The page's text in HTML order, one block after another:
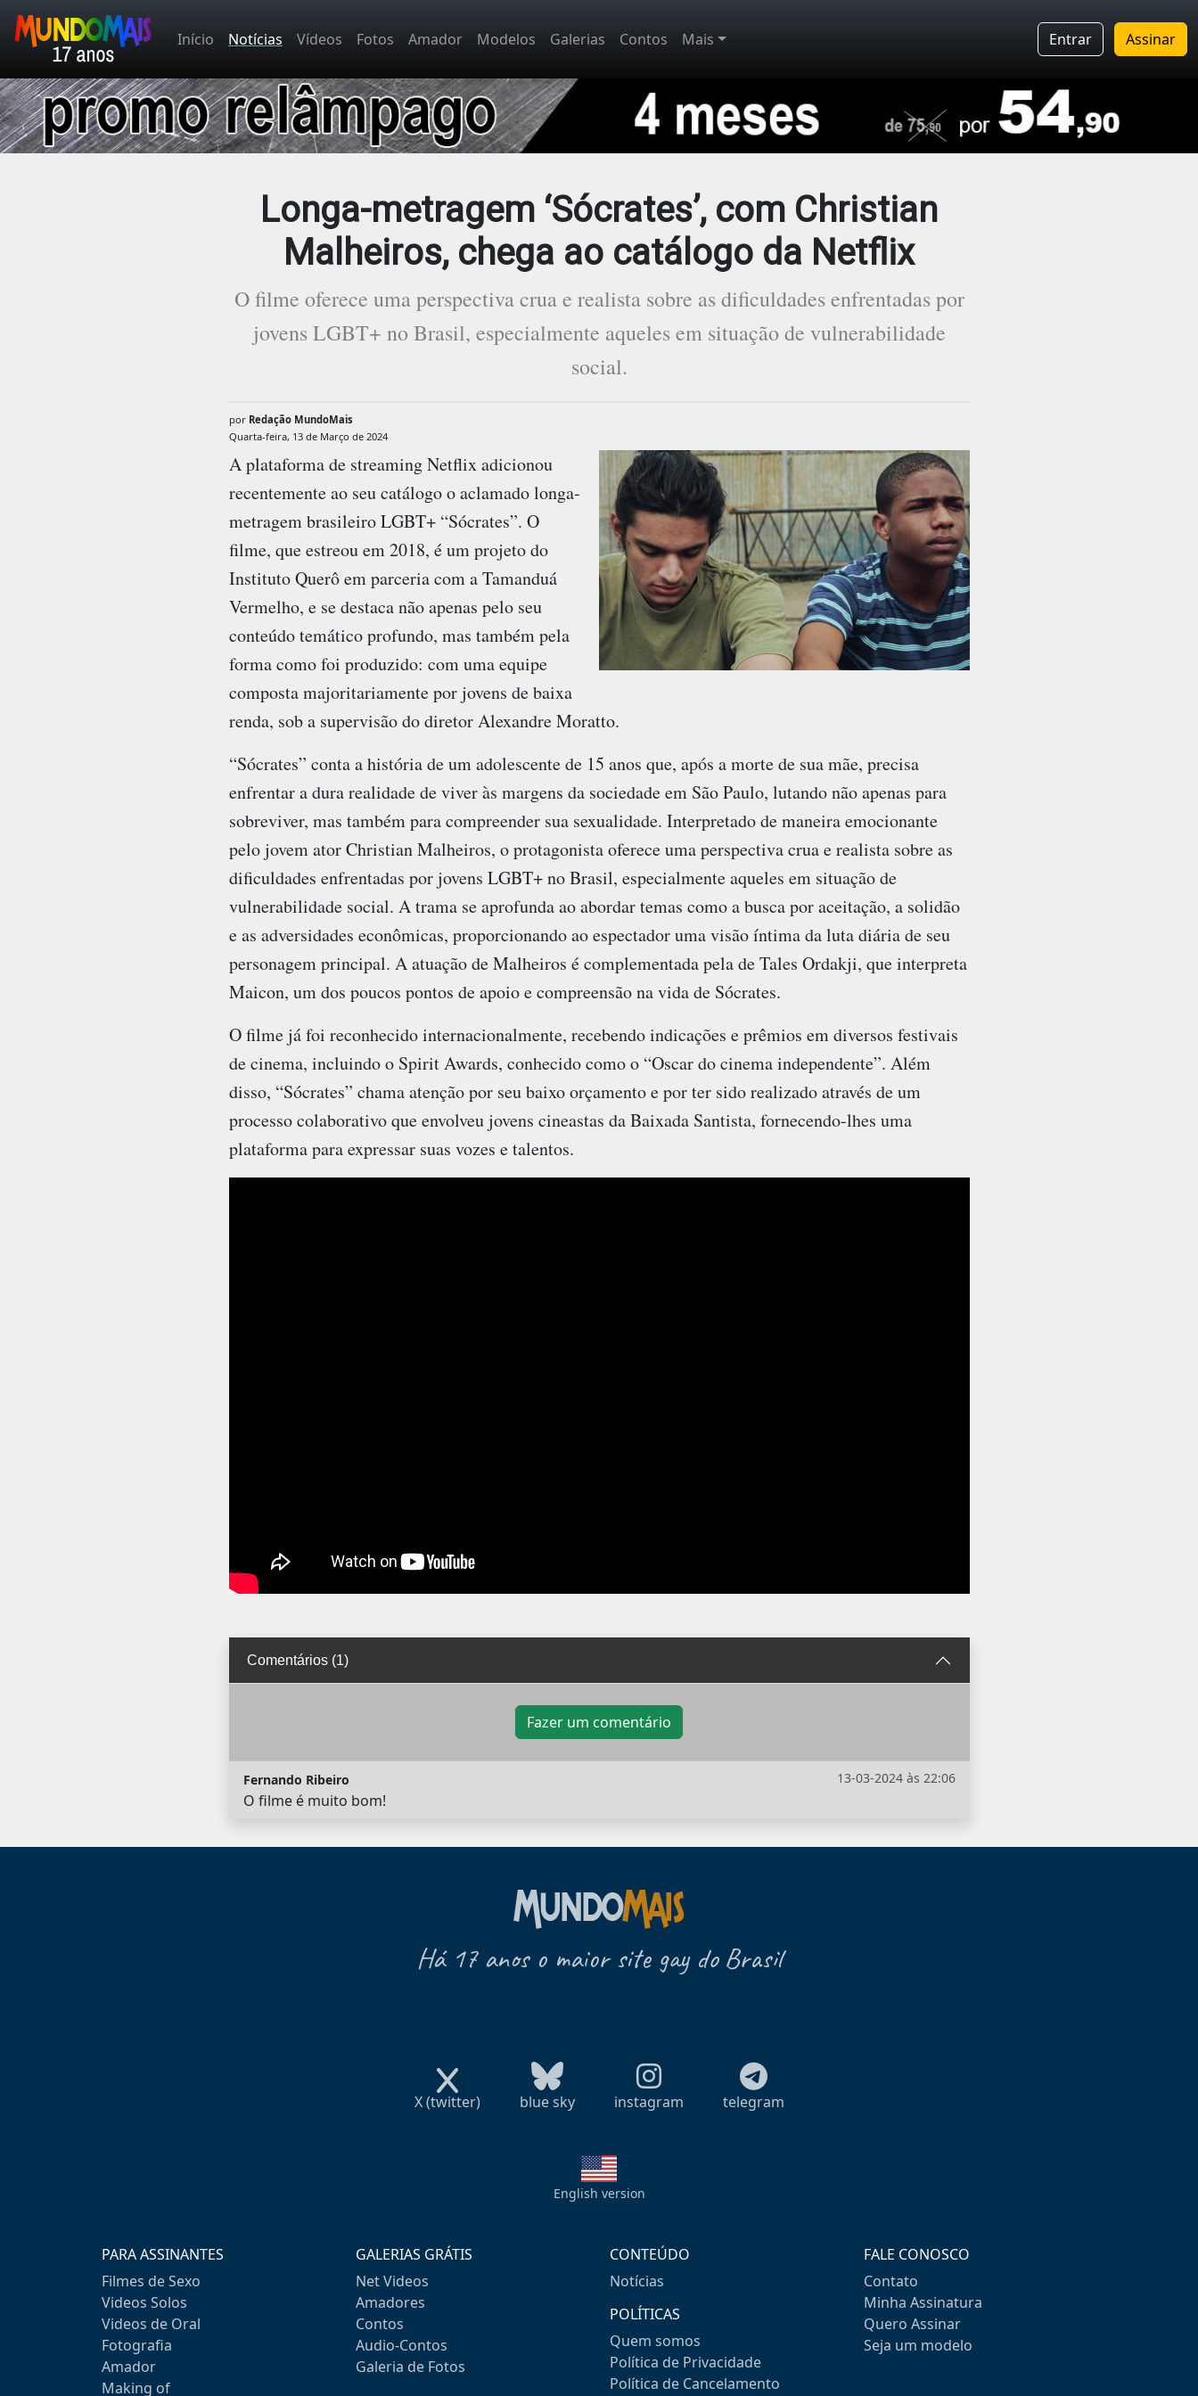
Início Notícias Vídeos Fotos Amador Modelos Galerias Contos Mais Entrar Assinar
Longa-metragem ‘Sócrates’, com Christian
Malheiros, chega ao catálogo da Netflix
O filme oferece uma perspectiva crua e realista sobre as dificuldades enfrentadas por
jovens LGBT+ no Brasil, especialmente aqueles em situação de vulnerabilidade
social.
por Redação MundoMais
Quarta-feira, 13 de Março de 2024
A plataforma de streaming Netflix adicionou
recentemente ao seu catálogo o aclamado longa-
metragem brasileiro LGBT+ “Sócrates”. O
filme, que estreou em 2018, é um projeto do
Instituto Querô em parceria com a Tamanduá
Vermelho, e se destaca não apenas pelo seu
conteúdo temático profundo, mas também pela
forma como foi produzido: com uma equipe
composta majoritariamente por jovens de baixa
renda, sob a supervisão do diretor Alexandre Moratto.
“Sócrates” conta a história de um adolescente de 15 anos que, após a morte de sua mãe, precisa
enfrentar a dura realidade de viver às margens da sociedade em São Paulo, lutando não apenas para
sobreviver, mas também para compreender sua sexualidade. Interpretado de maneira emocionante
pelo jovem ator Christian Malheiros, o protagonista oferece uma perspectiva crua e realista sobre as
dificuldades enfrentadas por jovens LGBT+ no Brasil, especialmente aqueles em situação de
vulnerabilidade social. A trama se aprofunda ao abordar temas como a busca por aceitação, a solidão
e as adversidades econômicas, proporcionando ao espectador uma visão íntima da luta diária de seu
personagem principal. A atuação de Malheiros é complementada pela de Tales Ordakji, que interpreta
Maicon, um dos poucos pontos de apoio e compreensão na vida de Sócrates.
O filme já foi reconhecido internacionalmente, recebendo indicações e prêmios em diversos festivais
de cinema, incluindo o Spirit Awards, conhecido como o “Oscar do cinema independente”. Além
disso, “Sócrates” chama atenção por seu baixo orçamento e por ter sido realizado através de um
processo colaborativo que envolveu jovens cineastas da Baixada Santista, fornecendo-lhes uma
plataforma para expressar suas vozes e talentos.
Comentários (1)
Fazer um comentário
13-03-2024 às 22:06
Fernando Ribeiro
O filme é muito bom!
Há 17 anos o maior site gay do Brasil
X (twitter) blue sky instagram telegram
English version
PARA ASSINANTES
Filmes de Sexo
Videos Solos
Videos de Oral
Fotografia
Amador
Making of
GALERIAS GRÁTIS
Net Videos
Amadores
Contos
Audio-Contos
Galeria de Fotos
CONTEÚDO
Notícias
POLÍTICAS
Quem somos
Política de Privacidade
Política de Cancelamento
FALE CONOSCO
Contato
Minha Assinatura
Quero Assinar
Seja um modelo